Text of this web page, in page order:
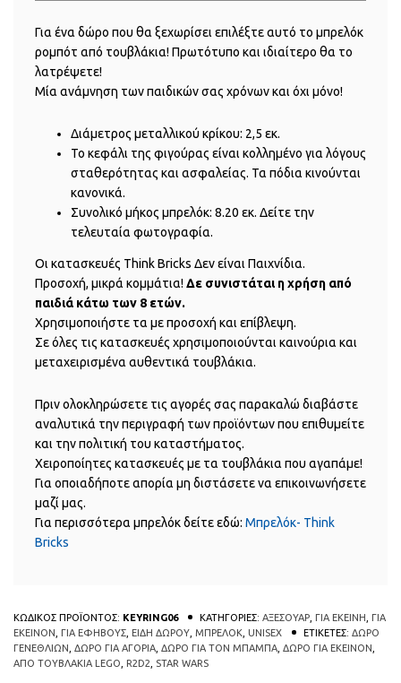
Για ένα δώρο που θα ξεχωρίσει επιλέξτε αυτό το μπρελόκ
ρομπότ από τουβλάκια! Πρωτότυπο και ιδιαίτερο θα το
λατρέψετε!
Μία ανάμνηση των παιδικών σας χρόνων και όχι μόνο!
Διάμετρος μεταλλικού κρίκου: 2,5 εκ.
Το κεφάλι της φιγούρας είναι κολλημένο για λόγους
σταθερότητας και ασφαλείας. Τα πόδια κινούνται
κανονικά.
Συνολικό μήκος μπρελόκ: 8.20 εκ. Δείτε την
τελευταία φωτογραφία.
Οι κατασκευές Think Bricks Δεν είναι Παιχνίδια.
Προσοχή, μικρά κομμάτια!Δε συνιστάται η χρήση από
παιδιά κάτω των 8 ετών.
Χρησιμοποιήστε τα με προσοχή και επίβλεψη.
Σε όλες τις κατασκευές χρησιμοποιούνται καινούρια και
μεταχειρισμένα αυθεντικά τουβλάκια.
Πριν ολοκληρώσετε τις αγορές σας παρακαλώ διαβάστε
αναλυτικά την περιγραφή των προϊόντων που επιθυμείτε
και την πολιτική του καταστήματος.
Χειροποίητες κατασκευές με τα τουβλάκια που αγαπάμε!
Για οποιαδήποτε απορία μη διστάσετε να επικοινωνήσετε
μαζί μας.
Για περισσότερα μπρελόκ δείτε εδώ: Μπρελόκ- Think
Bricks
ΚΩΔΙΚΟΣ ΠΡΟΪΟΝΤΟΣ: KEYRING06 ΚΑΤΗΓΟΡΙΕΣ: ΑΞΕΣΟΥΑΡ ΓΙΑ ΕΚΕΙΝΗ ΓΙΑ
ΕΚΕΙΝΟΝ ΓΙΑ ΕΦΗΒΟΥΣ ΕΙΔΗ ΔΩΡΟΥ ΜΠΡΕΛΟΚ UNISEX ΕΤΙΚΕΤΕΣ: ΔΩΡΟ
ΓΕΝΕΘΛΙΩΝ ΔΩΡΟ ΓΙΑ ΑΓΟΡΙΑ ΔΩΡΟ ΓΙΑ ΤΟΝ ΜΠΑΜΠΑ ΔΩΡΟ ΓΙΑ ΕΚΕΙΝΟΝ
ΑΠΟ ΤΟΥΒΛΑΚΙΑ LEGO R2D2 STAR WARS